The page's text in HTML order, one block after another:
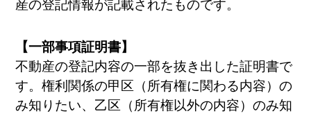
産の登記情報が記載されたものです。
【一部事項証明書】
不動産の登記内容の一部を抜き出した証明書で
す。権利関係の甲区（所有権に関わる内容）の
み知りたい、乙区（所有権以外の内容）のみ知